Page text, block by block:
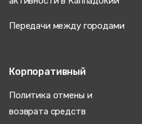
Передачи между городами
Корпоративный
Политика отмены и
возврата средств